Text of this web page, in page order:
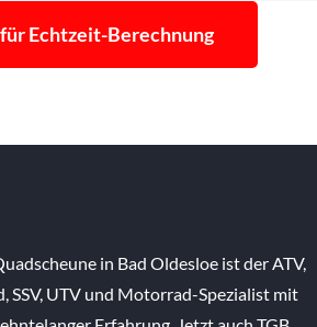
Echtzeit-Berechnung
in Bad Oldesloe ist der ATV,
SSV, UTV und Motorrad-Spezialist mit